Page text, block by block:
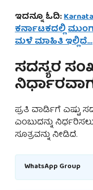
ಇದನ್ನೂ ಓದಿ:
ಕರ್ನಾಟಕದಲ್ಲಿ
ಮಳೆ ಮಾಹಿತಿ ಇಲ್ಲಿದೆ…
ಸದಸ್ಯರ
ಪ್ರತಿ ವಾರ್ಡಿಗೆ ಎಷ್ಟು
ಎಂಬುದನ್ನು
ಸೂತ್ರವನ್ನು ನೀಡಿದೆ.
WhatsApp Group